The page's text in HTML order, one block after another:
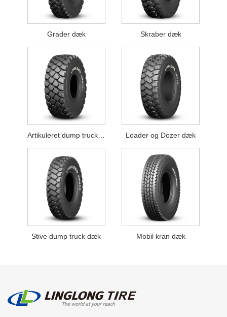
Grader dæk Skraber dæk
Artikuleret dump truck dæk Loader og Dozer dæk
Stive dump truck dæk Mobil kran dæk